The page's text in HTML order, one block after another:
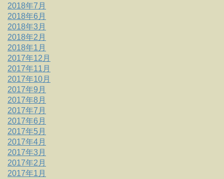
2018年7月
2018年6月
2018年3月
2018年2月
2018年1月
2017年12月
2017年11月
2017年10月
2017年9月
2017年8月
2017年7月
2017年6月
2017年5月
2017年4月
2017年3月
2017年2月
2017年1月